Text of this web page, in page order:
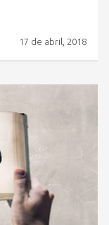
17 de abril, 2018